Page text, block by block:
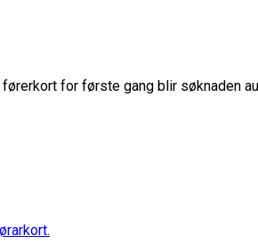
førerkort for første gang blir søknaden